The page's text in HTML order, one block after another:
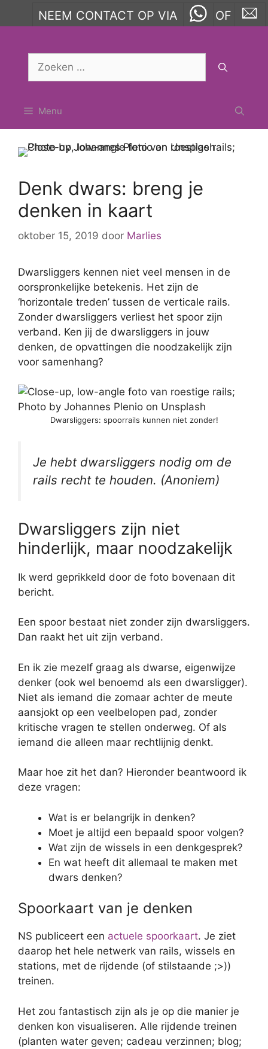
NEEM CONTACT OP VIA OF
Zoek
Menu
Denk dwars: breng je
denken in kaart
oktober 15, 2019 door Marlies
Dwarsliggers kennen niet veel mensen in de
oorspronkelijke betekenis. Het zijn de
‘horizontale treden’ tussen de verticale rails.
Zonder dwarsliggers verliest het spoor zijn
verband. Ken jij de dwarsliggers in jouw
denken, de opvattingen die noodzakelijk zijn
voor samenhang?
Dwarsliggers: spoorrails kunnen niet zonder!
Je hebt dwarsliggers nodig om de
rails recht te houden. (Anoniem)
Dwarsliggers zijn niet
hinderlijk, maar noodzakelijk
Ik werd geprikkeld door de foto bovenaan dit
bericht.
Een spoor bestaat niet zonder zijn dwarsliggers.
Dan raakt het uit zijn verband.
En ik zie mezelf graag als dwarse, eigenwijze
denker (ook wel benoemd als een dwarsligger).
Niet als iemand die zomaar achter de meute
aansjokt op een veelbelopen pad, zonder
kritische vragen te stellen onderweg. Of als
iemand die alleen maar rechtlijnig denkt.
Maar hoe zit het dan? Hieronder beantwoord ik
deze vragen:
Wat is er belangrijk in denken?
Moet je altijd een bepaald spoor volgen?
Wat zijn de wissels in een denkgesprek?
En wat heeft dit allemaal te maken met
dwars denken?
Spoorkaart van je denken
NS publiceert een actuele spoorkaart. Je ziet
daarop het hele netwerk van rails, wissels en
stations, met de rijdende (of stilstaande ;>))
treinen.
Het zou fantastisch zijn als je op die manier je
denken kon visualiseren. Alle rijdende treinen
(planten water geven; cadeau verzinnen; blog;